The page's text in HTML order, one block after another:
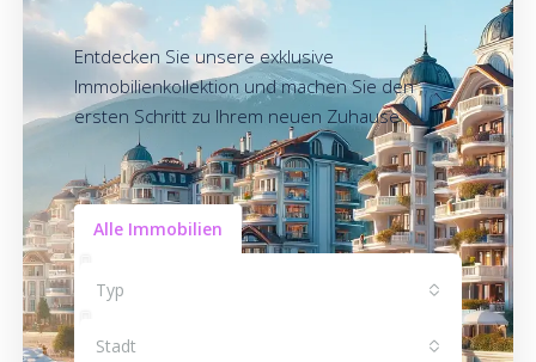
Entdecken Sie unsere exklusive
Immobilienkollektion und machen Sie den
ersten Schritt zu Ihrem neuen Zuhause
Alle Immobilien
Typ
Stadt